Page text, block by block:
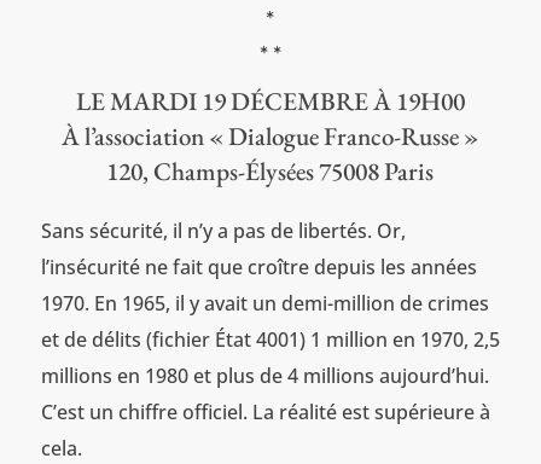
*
* *
LE MARDI 19 DÉCEMBRE À 19H00
À l’association « Dialogue Franco-Russe »
120, Champs-Élysées 75008 Paris
Sans sécurité, il n’y a pas de libertés. Or,
l’insécurité ne fait que croître depuis les années
1970. En 1965, il y avait un demi-million de crimes
et de délits (fichier État 4001) 1 million en 1970, 2,5
millions en 1980 et plus de 4 millions aujourd’hui.
C’est un chiffre officiel. La réalité est supérieure à
cela.